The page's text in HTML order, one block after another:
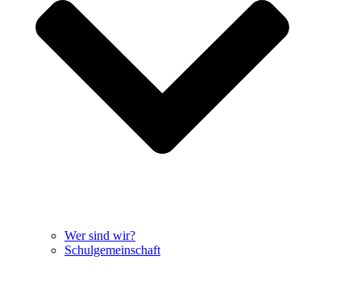
Wer sind wir?
Schulgemeinschaft